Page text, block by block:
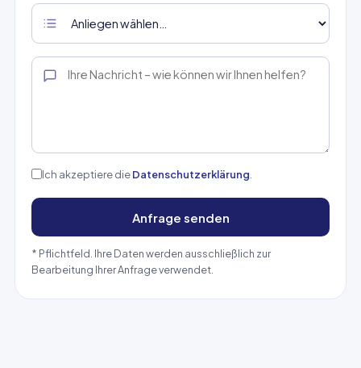
Ich akzeptiere dieDatenschutzerklärung
Anfrage senden
* Pflichtfeld. Ihre Daten werden ausschließlich zur
Bearbeitung Ihrer Anfrage verwendet.